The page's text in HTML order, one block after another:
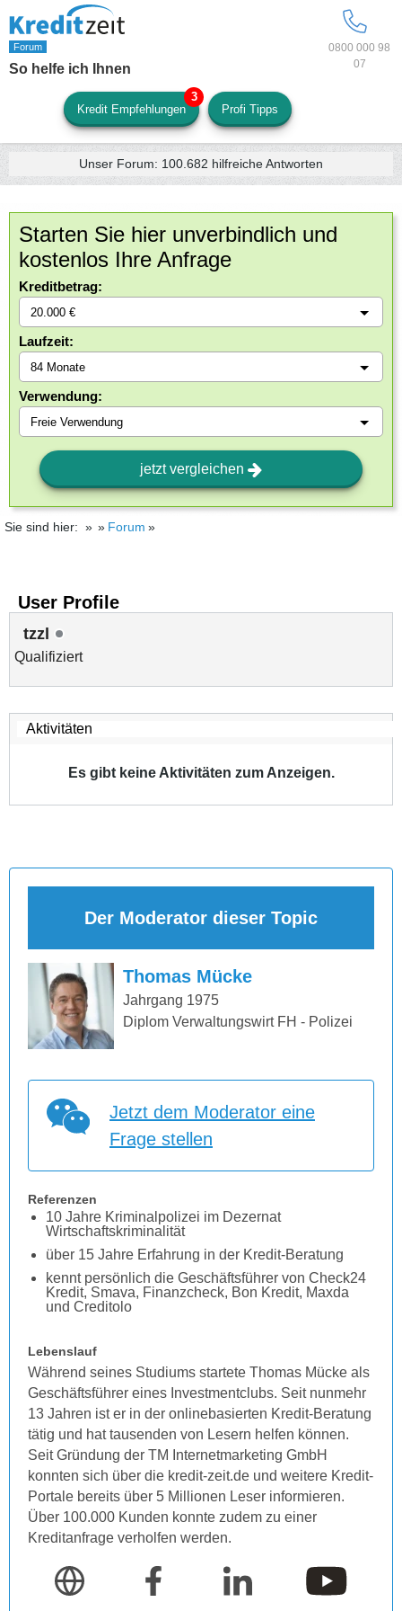
0800 000 98
07
So helfe ich Ihnen
Kredit Empfehlungen Profi Tipps
Unser Forum: 100.682 hilfreiche Antworten
Starten Sie hier unverbindlich und
kostenlos Ihre Anfrage
Kreditbetrag:
Laufzeit:
Verwendung:
jetzt vergleichen
Sie sind hier: Forum
User Profile
tzzl
Qualifiziert
Es gibt keine Aktivitäten zum Anzeigen.
Der Moderator dieser Topic
Thomas Mücke
Jahrgang 1975
Diplom Verwaltungswirt FH - Polizei
Jetzt dem Moderator eine
Frage stellen
Referenzen
10 Jahre Kriminalpolizei im Dezernat
Wirtschaftskriminalität
über 15 Jahre Erfahrung in der Kredit-Beratung
kennt persönlich die Geschäftsführer von Check24
Kredit, Smava, Finanzcheck, Bon Kredit, Maxda
und Creditolo
Lebenslauf
Während seines Studiums startete Thomas Mücke als
Geschäftsführer eines Investmentclubs. Seit nunmehr
13 Jahren ist er in der onlinebasierten Kredit-Beratung
tätig und hat tausenden von Lesern helfen können.
Seit Gründung der TM Internetmarketing GmbH
konnten sich über die kredit-zeit.de und weitere Kredit-
Portale bereits über 5 Millionen Leser informieren.
Über 100.000 Kunden konnte zudem zu einer
Kreditanfrage verholfen werden.